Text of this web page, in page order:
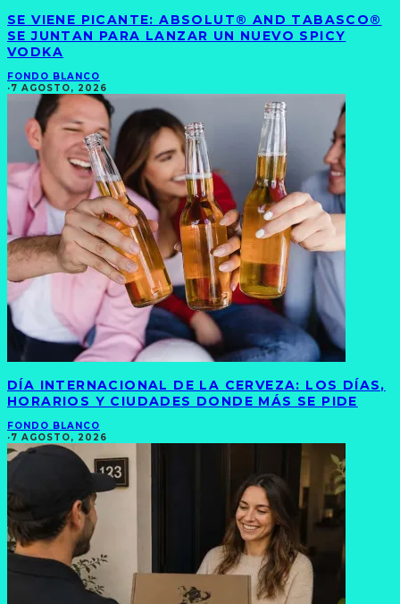
SE VIENE PICANTE: ABSOLUT® AND TABASCO®
SE JUNTAN PARA LANZAR UN NUEVO SPICY
VODKA
FONDO BLANCO
·7 AGOSTO, 2026
DÍA INTERNACIONAL DE LA CERVEZA: LOS DÍAS,
HORARIOS Y CIUDADES DONDE MÁS SE PIDE
FONDO BLANCO
·7 AGOSTO, 2026